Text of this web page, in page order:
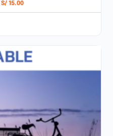
S/ 15.00